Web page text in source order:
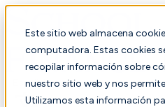
Este sitio web almacena
computadora. Estas cookies
recopilar información sobre
nuestro sitio web y nos
Utilizamos esta información
Español